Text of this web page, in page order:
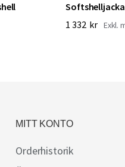
Softshelljacka
1 332 kr
MITT KONTO
Orderhistorik